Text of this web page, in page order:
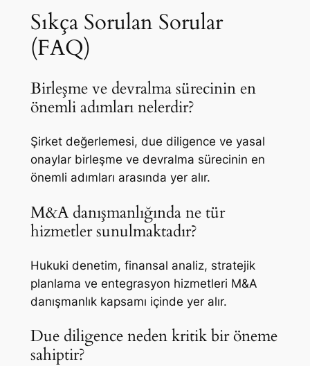
Sıkça Sorulan Sorular
(FAQ)
Birleşme ve devralma sürecinin en
önemli adımları nelerdir?
Şirket değerlemesi, due diligence ve yasal
onaylar birleşme ve devralma sürecinin en
önemli adımları arasında yer alır.
M&A danışmanlığında ne tür
hizmetler sunulmaktadır?
Hukuki denetim, finansal analiz, stratejik
planlama ve entegrasyon hizmetleri M&A
danışmanlık kapsamı içinde yer alır.
Due diligence neden kritik bir öneme
sahiptir?